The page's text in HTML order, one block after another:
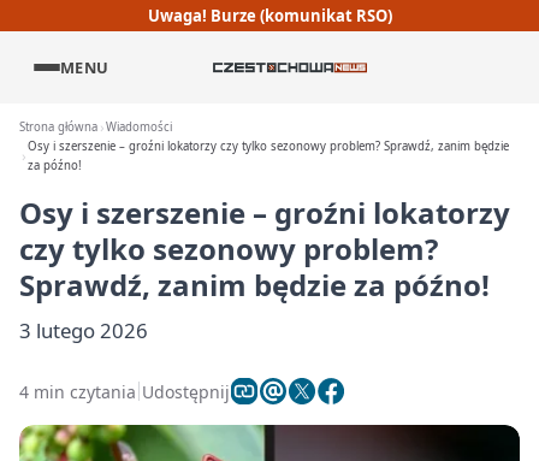
Uwaga! Burze (komunikat RSO)
MENU
Strona główna Wiadomości
Osy i szerszenie – groźni lokatorzy czy tylko sezonowy problem? Sprawdź, zanim będzie
za późno!
Osy i szerszenie – groźni lokatorzy
czy tylko sezonowy problem?
Sprawdź, zanim będzie za późno!
3 lutego 2026
4 min czytania Udostępnij